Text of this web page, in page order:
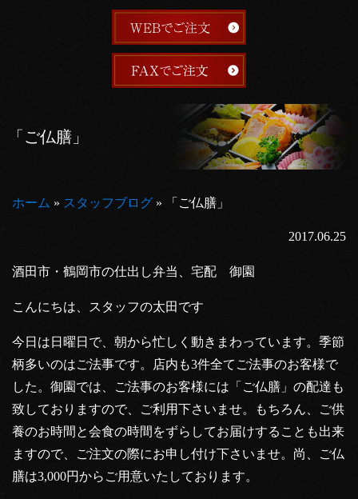
「ご仏膳」
ホーム » スタッフブログ » 「ご仏膳」
2017.06.25
酒田市・鶴岡市の仕出し弁当、宅配 御園
こんにちは、スタッフの太田です
今日は日曜日で、朝から忙しく動きまわっています。季節
柄多いのはご法事です。店内も3件全てご法事のお客様で
した。御園では、ご法事のお客様には「ご仏膳」の配達も
致しておりますので、ご利用下さいませ。もちろん、ご供
養のお時間と会食の時間をずらしてお届けすることも出来
ますので、ご注文の際にお申し付け下さいませ。尚、ご仏
膳は3,000円からご用意いたしております。